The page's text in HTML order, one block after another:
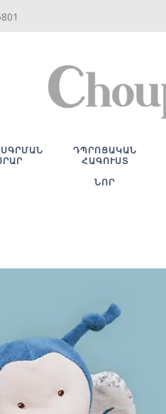
ԴՊՐՈՑԱԿԱՆ
ՀԱԳՈՒՍՏ
ՆՈՐ